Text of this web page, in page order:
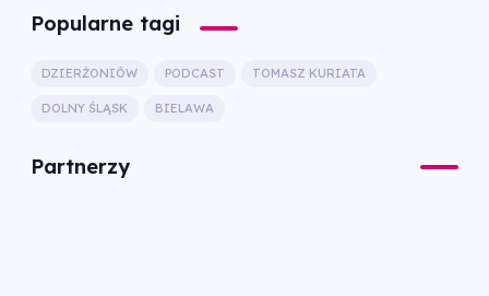
Popularne tagi
DZIERŻONIÓW PODCAST TOMASZ KURIATA
DOLNY ŚLĄSK BIELAWA
Partnerzy